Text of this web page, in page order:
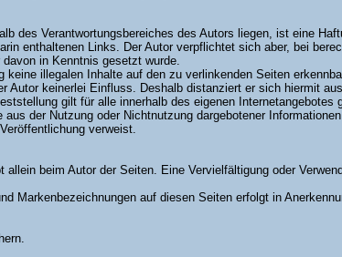
des Verantwortungsbereiches des Autors liegen, ist eine
enthaltenen Links. Der Autor verpflichtet sich aber, bei
in Kenntnis gesetzt wurde.
illegalen Inhalte auf den zu verlinkenden Seiten
Autor keinerlei Einfluss. Deshalb distanziert er sich hiermit
gilt für alle innerhalb des eigenen Internetangebotes
der Nutzung oder Nichtnutzung dargebotener
verweist.
beim Autor der Seiten. Eine Vervielfältigung oder
Markenbezeichnungen auf diesen Seiten erfolgt in